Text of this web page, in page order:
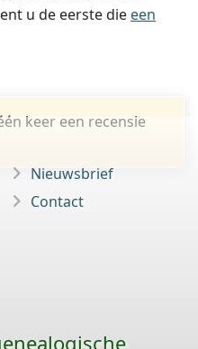
u de eerste die een
keer een recensie
Nieuwsbrief
Contact